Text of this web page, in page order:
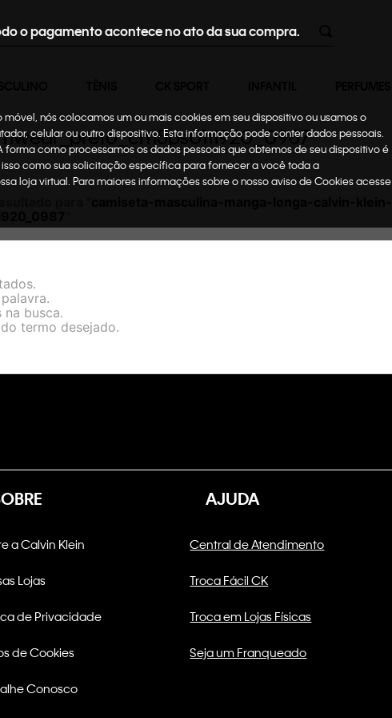
o pagamento acontece no ato da sua compra.
nós colocamos um ou mais cookies em seu dispositivo ou usamos o
celular ou outro dispositivo. Esta informação pode conter dados pessoais.
como processamos os dados pessoais que obtemos de seu dispositivo é
como sua solicitação específica para fornecer a você toda a
loja virtual. Para maiores informações sobre o nosso aviso de Cookies acesse
busca.
termo desejado.
a Calvin Klein
Lojas
de Privacidade
de Cookies
Conosco
AJUDA
Central de Atendimento
Troca Fácil CK
Troca em Lojas Físicas
Seja um Franqueado